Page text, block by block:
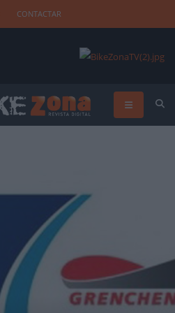
CONTACTAR